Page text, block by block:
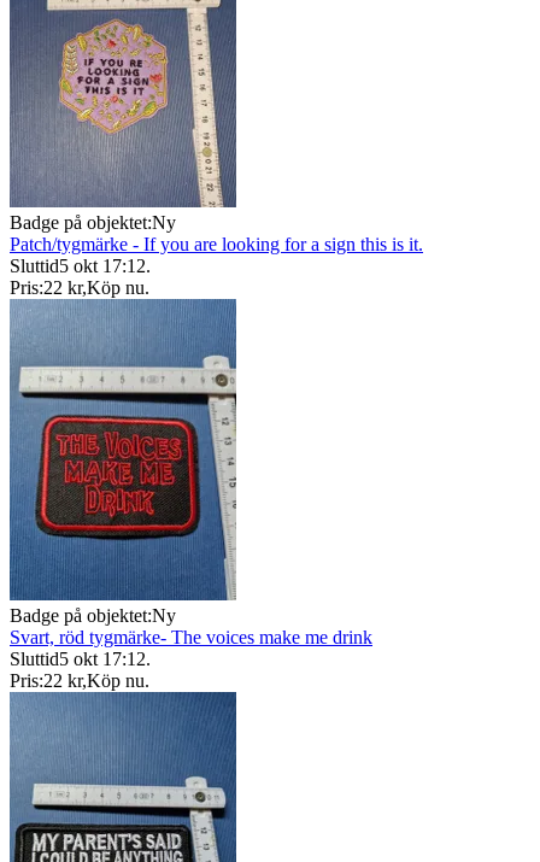
Badge på objektet:Ny
Patch/tygmärke - If you are looking for a sign this is it.
Sluttid5 okt 17:12.
Pris:22 kr,Köp nu.
Badge på objektet:Ny
Svart, röd tygmärke- The voices make me drink
Sluttid5 okt 17:12.
Pris:22 kr,Köp nu.